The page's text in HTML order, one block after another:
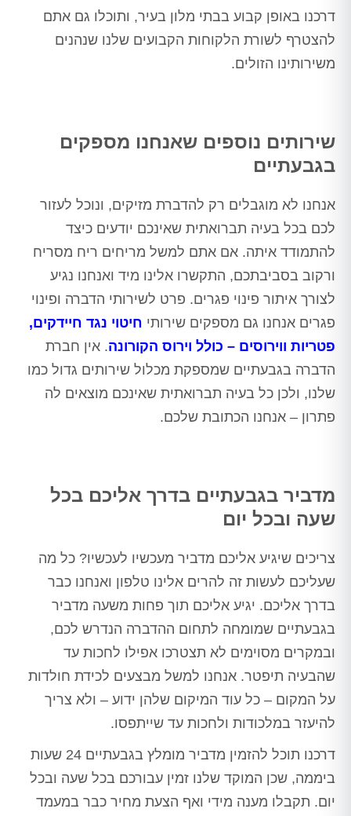
דרכנו באופן קבוע בבתי מלון בעיר, ותוכלו גם אתם
להצטרף לשורת הלקוחות הקבועים שלנו שנהנים
משירותינו הזולים.
שירותים נוספים שאנחנו מספקים
בגבעתיים
אנחנו לא מוגבלים רק להדברת מזיקים, ונוכל לעזור
לכם בכל בעיה תברואתית שאינכם יודעים כיצד
להתמודד איתה. אם אתם למשל מריחים ריח מסריח
ורקוב בסביבתכם, התקשרו אלינו מיד ואנחנו נגיע
לצורך איתור פינוי פגרים. פרט לשירותי הדברה ופינוי
פגרים אנחנו גם מספקים שירותי חיטוי נגד חיידקים,
פטריות ווירוסים – כולל וירוס הקורונה. אין חברת
הדברה בגבעתיים שמספקת מכלול שירותים גדול כמו
שלנו, ולכן כל בעיה תברואתית שאינכם מוצאים לה
פתרון – אנחנו הכתובת שלכם.
מדביר בגבעתיים בדרך אליכם בכל
שעה ובכל יום
צריכים שיגיע אליכם מדביר מעכשיו לעכשיו? כל מה
שעליכם לעשות זה להרים אלינו טלפון ואנחנו כבר
בדרך אליכם. יגיע אליכם תוך פחות משעה מדביר
בגבעתיים שמומחה לתחום ההדברה הנדרש לכם,
ובמקרים מסוימים לא תצטרכו אפילו לחכות עד
שהבעיה תיפטר. אנחנו למשל מבצעים לכידת חולדות
על המקום – כל עוד המיקום שלהן ידוע – ולא צריך
להיעזר במלכודות ולחכות עד שייתפסו.
דרכנו תוכל להזמין מדביר מומלץ בגבעתיים 24 שעות
ביממה, שכן המוקד שלנו זמין עבורכם בכל שעה ובכל
יום. תקבלו מענה מידי ואף הצעת מחיר כבר במעמד